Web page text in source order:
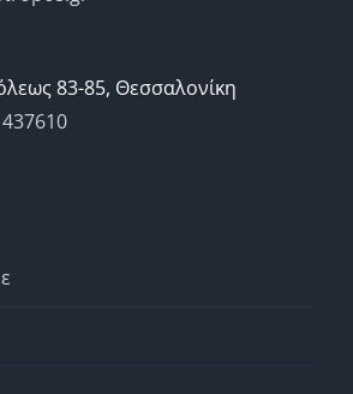
83-85, Θεσσαλονίκη